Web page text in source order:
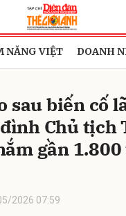
NĂNG VIỆT DOANH
sau biến cố
Chủ tịch
gần
2026 07:59